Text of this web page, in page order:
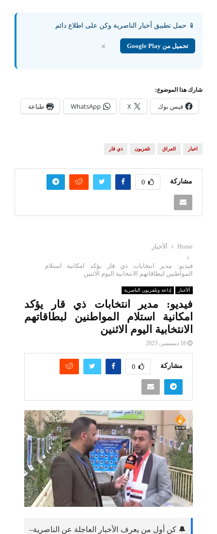
📱 حمل تطبيق أخبار الناصرية وكن على اطلاع دائم
تحميل من Google Play ×
شارك هذا الموضوع:
فيس بوك X
WhatsApp طباعة
اخبار العراق تلفزيون ذي قار
مشاركة 0
Home ألأخبار
فيديو: مدير انتخابات ذي قار يؤكد امكانية استلام
المواطنين لبطاقاتهم الانتخابية اليوم الاثنين
ألأخبار إذاعة وتلفزيون الناصرية
فيديو: مدير انتخابات ذي قار يؤكد
امكانية استلام المواطنين لبطاقاتهم
الانتخابية اليوم الاثنين
18 ديسمبر، 2023
مشاركة 0
🔔 كن أول من يعرف الأخبار العاجلة عن الناصرية–